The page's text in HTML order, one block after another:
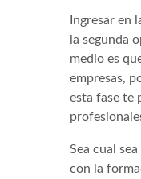
Ingresar en
la segunda
medio es
empresas,
esta fase te
Sea cual
con la